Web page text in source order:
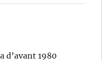
d’avant 1980